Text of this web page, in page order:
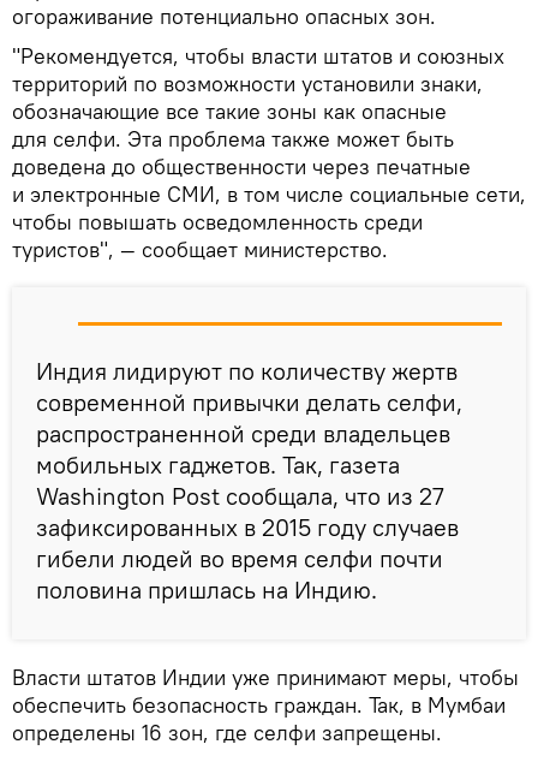
огораживание потенциально опасных зон.
"Рекомендуется, чтобы власти штатов и союзных
территорий по возможности установили знаки,
обозначающие все такие зоны как опасные
для селфи. Эта проблема также может быть
доведена до общественности через печатные
и электронные СМИ, в том числе социальные сети,
чтобы повышать осведомленность среди
туристов", — сообщает министерство.
Индия лидируют по количеству жертв
современной привычки делать селфи,
распространенной среди владельцев
мобильных гаджетов. Так, газета
Washington Post сообщала, что из 27
зафиксированных в 2015 году случаев
гибели людей во время селфи почти
половина пришлась на Индию.
Власти штатов Индии уже принимают меры, чтобы
обеспечить безопасность граждан. Так, в Мумбаи
определены 16 зон, где селфи запрещены.